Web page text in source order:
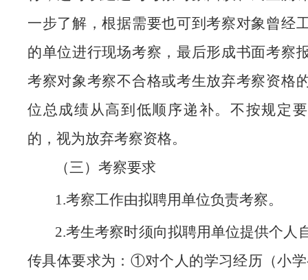
一步了解，根据需要也可到考察对象曾经
的单位进行现场考察，最后形成书面考察
考察对象考察不合格或考生放弃考察资格
位总成绩从高到低顺序递补。不按规定
的，视为放弃考察资格。
（三）考察要求
1.考察工作由拟聘用单位负责考察。
2.考生考察时须向拟聘用单位提供个人
传具体要求为：①对个人的学习经历（小